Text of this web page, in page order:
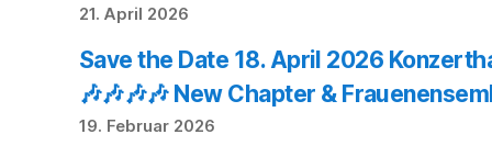
21. April 2026
Save the Date 18. April 2026
🎶🎶🎶🎶 New Chapter &
19. Februar 2026